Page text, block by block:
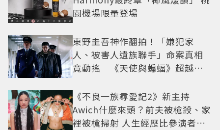
園機場限量登場
東野圭吾神作翻拍！「嫌犯家
人、被害人遺族聯手」命案真相
竟動搖 《天使與蝙蝠》超越懸
《不良一族尋愛記2》新主持
Awich什麼來頭？前夫被槍殺、家
裡被槍掃射 人生經歷比參演者還